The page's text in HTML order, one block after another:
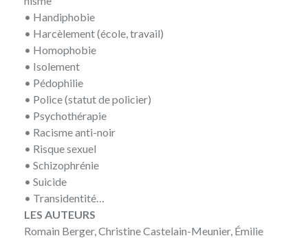
• Handiphobie
• Harcèlement (école, travail)
• Homophobie
• Isolement
• Pédophilie
• Police (statut de policier)
• Psychothérapie
• Racisme anti-noir
• Risque sexuel
• Schizophrénie
• Suicide
• Transidentité…
LES AUTEURS
Romain Berger, Christine Castelain-Meunier, Émilie